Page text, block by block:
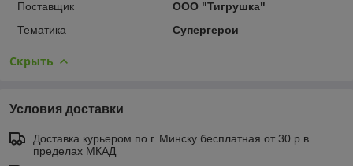
Поставщик
ООО "Тигрушка"
Тематика
Супергерои
Скрыть
Условия доставки
Доставка курьером по г. Минску бесплатная от 30 р в
пределах МКАД